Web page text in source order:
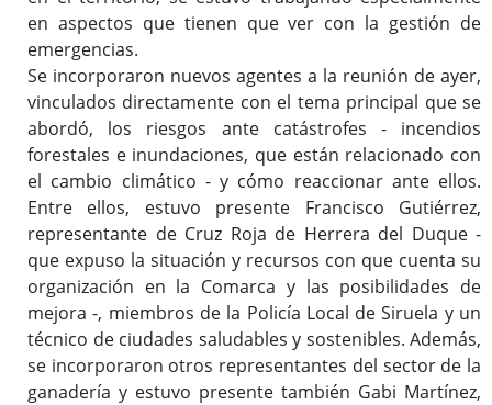
en aspectos que tienen que ver con la gestión de
emergencias.
Se incorporaron nuevos agentes a la reunión de ayer,
vinculados directamente con el tema principal que se
abordó, los riesgos ante catástrofes - incendios
forestales e inundaciones, que están relacionado con
el cambio climático - y cómo reaccionar ante ellos.
Entre ellos, estuvo presente Francisco Gutiérrez,
representante de Cruz Roja de Herrera del Duque -
que expuso la situación y recursos con que cuenta su
organización en la Comarca y las posibilidades de
mejora -, miembros de la Policía Local de Siruela y un
técnico de ciudades saludables y sostenibles. Además,
se incorporaron otros representantes del sector de la
ganadería y estuvo presente también Gabi Martínez,